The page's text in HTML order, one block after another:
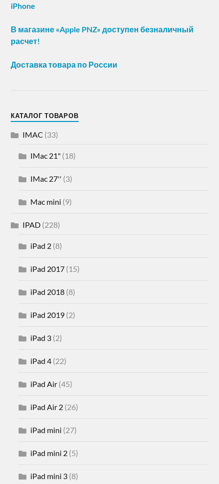
iPhone
В магазине «Apple PNZ» доступен безналичный
расчет!
Доставка товара по России
КАТАЛОГ ТОВАРОВ
IMAC (33)
IMac 21" (18)
IMac 27'' (3)
Mac mini (9)
IPAD (228)
iPad 2 (8)
iPad 2017 (15)
iPad 2018 (8)
iPad 2019 (2)
iPad 3 (2)
iPad 4 (22)
iPad Air (45)
iPad Air 2 (26)
iPad mini (27)
iPad mini 2 (5)
iPad mini 3 (8)